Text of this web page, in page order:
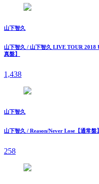
山下智久
山下智久 / 山下智久 LIVE TOUR
真盤】
1,438
山下智久
山下智久 / Reason/Never Lose【通常盤】
258